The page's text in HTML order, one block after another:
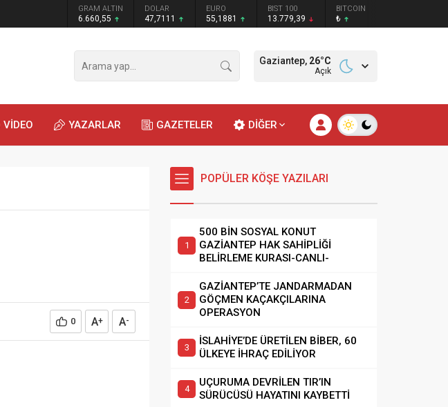
GRAM ALTIN
6.660,55
DOLAR
47,7111
EURO
55,1881
BIST 100
13.779,39
BITCOIN
₺
Gaziantep, 26°C
Açık
VİDEO YAZARLAR GAZETELER DİĞER
0 A+ A-
POPÜLER KÖŞE YAZILARI
500 BİN SOSYAL KONUT
GAZİANTEP HAK SAHİPLİĞİ
BELİRLEME KURASI-CANLI-
GAZİANTEP’TE JANDARMADAN
GÖÇMEN KAÇAKÇILARINA
OPERASYON
İSLAHİYE’DE ÜRETİLEN BİBER, 60
ÜLKEYE İHRAÇ EDİLİYOR
UÇURUMA DEVRİLEN TIR’IN
SÜRÜCÜSÜ HAYATINI KAYBETTİ